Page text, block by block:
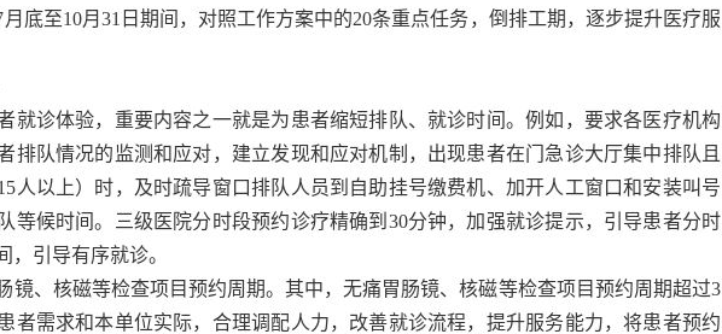
底至10月31日期间，对照工作方案中的20条重点任务，倒排工期，逐步提升医疗服
就诊体验，重要内容之一就是为患者缩短排队、就诊时间。例如，要求各医疗机构
排队情况的监测和应对，建立发现和应对机制，出现患者在门急诊大厅集中排队且
人以上）时，及时疏导窗口排队人员到自助挂号缴费机、加开人工窗口和安装叫号
等候时间。三级医院分时段预约诊疗精确到30分钟，加强就诊提示，引导患者分时
，引导有序就诊。
镜、核磁等检查项目预约周期。其中，无痛胃肠镜、核磁等检查项目预约周期超过3
者需求和本单位实际，合理调配人力，改善就诊流程，提升服务能力，将患者预约